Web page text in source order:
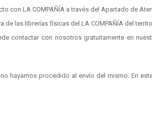
con LA COMPAÑÍA a través del Apartado de
de las librerías físicas del LA COMPAÑÍA del
contactar con nosotros gratuitamente en
hayamos procedido al envío del mismo. En